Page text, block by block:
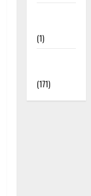
(1)
(171)